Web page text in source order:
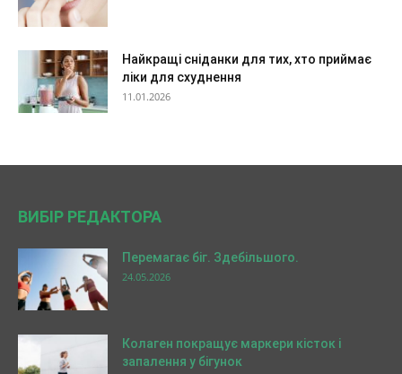
Найкращі сніданки для тих, хто приймає
ліки для схуднення
11.01.2026
ВИБІР РЕДАКТОРА
Перемагає біг. Здебільшого.
24.05.2026
Колаген покращує маркери кісток і
запалення у бігунок